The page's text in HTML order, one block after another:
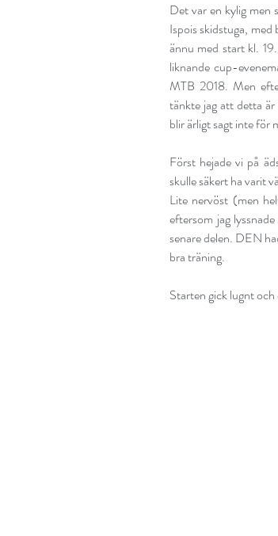
Det var en kylig men
Ispois skidstuga, med
ännu med start kl.
liknande cup-
MTB 2018. Men
tänkte jag att detta
blir ärligt sagt inte för
Först hejade vi på
skulle säkert ha varit
Lite nervöst (men
eftersom jag
senare delen. DEN
bra träning.
Starten gick lugnt